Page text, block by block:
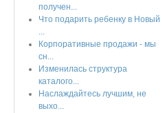
получен...
Что подарить ребенку в Новый
...
Корпоративные продажи - мы
сн...
Изменилась структура
каталого...
Наслаждайтесь лучшим, не
выхо...